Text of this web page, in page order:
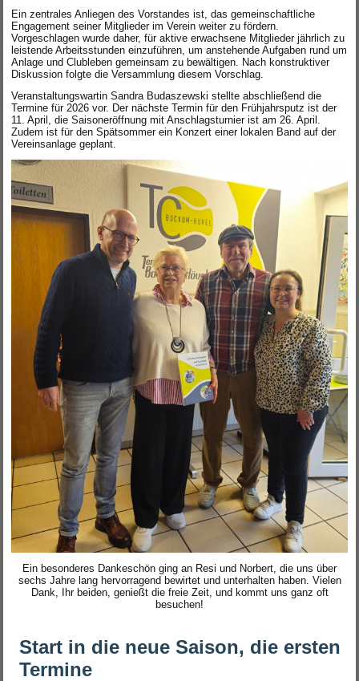
Ein zentrales Anliegen des Vorstandes ist, das gemeinschaftliche
Engagement seiner Mitglieder im Verein weiter zu fördern.
Vorgeschlagen wurde daher, für aktive erwachsene Mitglieder jährlich zu
leistende Arbeitsstunden einzuführen, um anstehende Aufgaben rund um
Anlage und Clubleben gemeinsam zu bewältigen. Nach konstruktiver
Diskussion folgte die Versammlung diesem Vorschlag.
Veranstaltungswartin Sandra Budaszewski stellte abschließend die
Termine für 2026 vor. Der nächste Termin für den Frühjahrsputz ist der
11. April, die Saisoneröffnung mit Anschlagsturnier ist am 26. April.
Zudem ist für den Spätsommer ein Konzert einer lokalen Band auf der
Vereinsanlage geplant.
Ein besonderes Dankeschön ging an Resi und Norbert, die uns über
sechs Jahre lang hervorragend bewirtet und unterhalten haben. Vielen
Dank, Ihr beiden, genießt die freie Zeit, und kommt uns ganz oft
besuchen!
Start in die neue Saison, die ersten
Termine